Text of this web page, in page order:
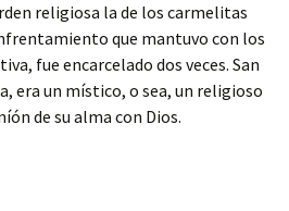
religiosa la de los carmelitas
que mantuvo con los
fue encarcelado dos veces. San
era un místico, o sea, un religioso
de su alma con Dios.